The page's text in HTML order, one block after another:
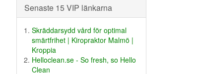
Senaste 15 VIP länkarna
Skräddarsydd vård för optimal
smärtfrihet | Kiropraktor Malmö |
Kroppia
Helloclean.se - So fresh, so Hello
Clean